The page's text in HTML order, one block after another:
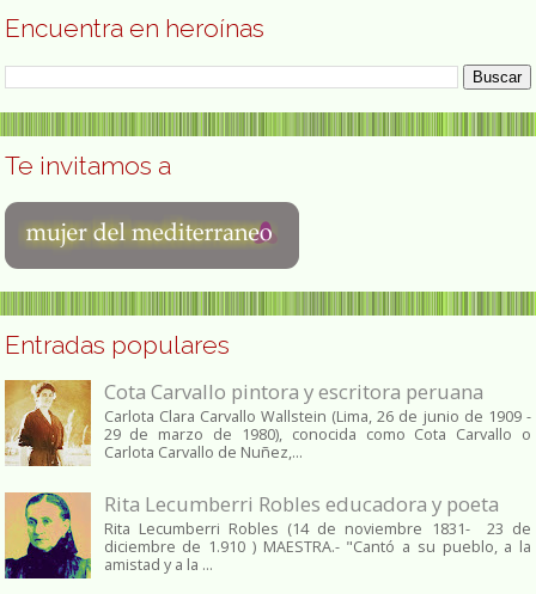
Encuentra en heroínas
Te invitamos a
Entradas populares
Cota Carvallo pintora y escritora peruana
Carlota Clara Carvallo Wallstein (Lima, 26 de junio de 1909 -
29 de marzo de 1980), conocida como Cota Carvallo o
Carlota Carvallo de Nuñez,...
Rita Lecumberri Robles educadora y poeta
Rita Lecumberri Robles (14 de noviembre 1831- 23 de
diciembre de 1.910 ) MAESTRA.- "Cantó a su pueblo, a la
amistad y a la ...